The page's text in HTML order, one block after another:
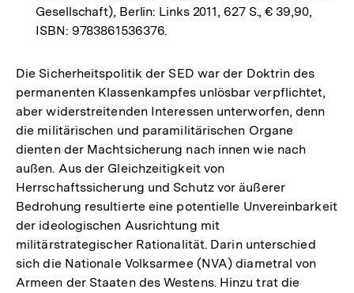
Gesellschaft), Berlin: Links 2011, 627 S., € 39,90,
ISBN: 9783861536376.
Die Sicherheitspolitik der SED war der Doktrin des
permanenten Klassenkampfes unlösbar verpflichtet,
aber widerstreitenden Interessen unterworfen, denn
die militärischen und paramilitärischen Organe
dienten der Machtsicherung nach innen wie nach
außen. Aus der Gleichzeitigkeit von
Herrschaftssicherung und Schutz vor äußerer
Bedrohung resultierte eine potentielle Unvereinbarkeit
der ideologischen Ausrichtung mit
militärstrategischer Rationalität. Darin unterschied
sich die Nationale Volksarmee (NVA) diametral von
Armeen der Staaten des Westens. Hinzu trat die